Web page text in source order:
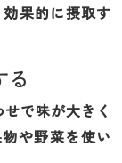
果的に摂取す
で味が大きく
や野菜を使い